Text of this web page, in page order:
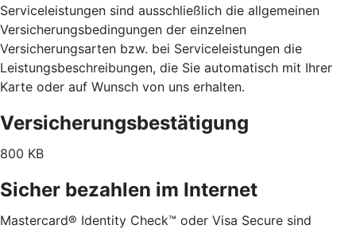
Serviceleistungen sind ausschließlich die allgemeinen
Versicherungsbedingungen der einzelnen
Versicherungsarten bzw. bei Serviceleistungen die
Leistungsbeschreibungen, die Sie automatisch mit Ihrer
Karte oder auf Wunsch von uns erhalten.
Versicherungsbestätigung
800 KB
Sicher bezahlen im Internet
Mastercard® Identity Check™ oder Visa Secure sind